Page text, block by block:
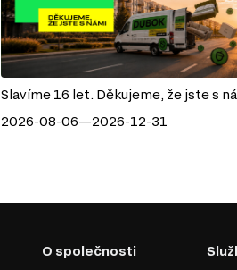
Slavíme 16 let. Děkujeme, že jste s
2026-08-06—2026-12-31
O společnosti